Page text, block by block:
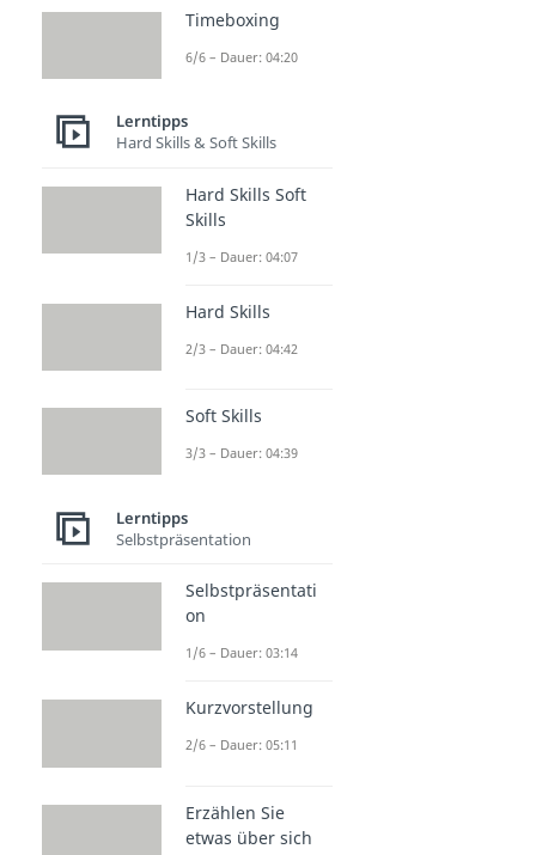
Timeboxing
6/6 – Dauer: 04:20
Lerntipps
Hard Skills & Soft Skills
Hard Skills Soft
Skills
1/3 – Dauer: 04:07
Hard Skills
2/3 – Dauer: 04:42
Soft Skills
3/3 – Dauer: 04:39
Lerntipps
Selbstpräsentation
Selbstpräsentati
on
1/6 – Dauer: 03:14
Kurzvorstellung
2/6 – Dauer: 05:11
Erzählen Sie
etwas über sich